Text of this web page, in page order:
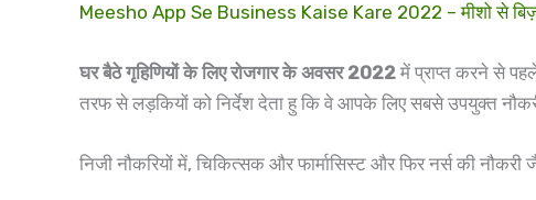
Meesho App Se Business Kaise Kare 2022 – मीशो से
घर बैठे गृहिणियों के लिए रोजगार के अवसर 2022 में प्राप्त करने से
तरफ से लड़कियों को निर्देश देता हु कि वे आपके लिए सबसे उपयुक्त
निजी नौकरियों में, चिकित्सक और फार्मासिस्ट और फिर नर्स की